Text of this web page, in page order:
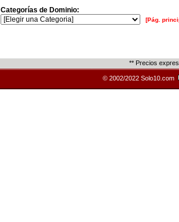
Categorías de Dominio:
[Pág.
** Precios
© 2002/2022 Solo10.com